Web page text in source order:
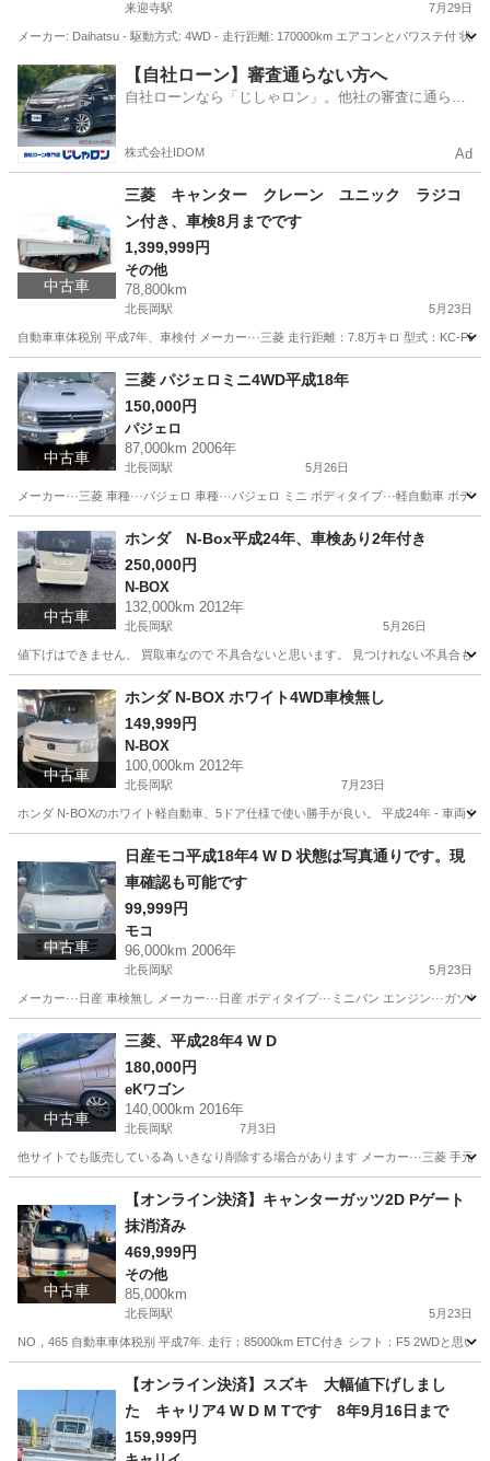
来迎寺駅 7月29日
メーカー: Daihatsu - 駆動方式: 4WD - 走行距離: 170000km エアコンとパワステ付 状
新潟 長岡市 来迎寺駅 その他
【自社ローン】審査通らない方へ
自社ローンなら「じしゃロン」。他社の審査に通らな
株式会社IDOM Ad
中古車
三菱 キャンター クレーン ユニック ラジコ
ン付き、車検8月までです
1,399,999円
その他
78,800km
北長岡駅 5月23日
自動車車体税別 平成7年、車検付 メーカー···三菱 走行距離：7.8万キロ 型式：KC-
新潟 長岡市 北長岡駅 ユニック
中古車
三菱 パジェロミニ4WD平成18年
150,000円
パジェロ
87,000km 2006年
北長岡駅 5月26日
メーカー···三菱 車種···パジェロ 車種···パジェロ ミニ ボディタイプ···軽自動車 ボデ
新潟 長岡市 北長岡駅 パジェロ
中古車
ホンダ N-Box平成24年、車検あり2年付き
250,000円
N-BOX
132,000km 2012年
北長岡駅 5月26日
値下げはできません、 買取車なので 不具合ないと思います。 見つけれない不具合も
新潟 長岡市 北長岡駅 N-BOX 買取
中古車
ホンダ N-BOX ホワイト4WD車検無し
149,999円
N-BOX
100,000km 2012年
北長岡駅 7月23日
ホンダ N-BOXのホワイト軽自動車、5ドア仕様で使い勝手が良い。 平成24年 - 車両
北長岡駅 N-BOX 車両
中古車
日産モコ平成18年4 W D 状態は写真通りです。現
車確認も可能です
99,999円
モコ
96,000km 2006年
北長岡駅 5月23日
メーカー···日産 車検無し メーカー···日産 ボディタイプ···ミニバン エンジン···ガ
新潟 長岡市 北長岡駅 モコ
中古車
三菱、平成28年4 W D
180,000円
eKワゴン
140,000km 2016年
北長岡駅 7月3日
他サイトでも販売している為 いきなり削除する場合があります メーカー···三菱 手元
北長岡駅 eKワゴン エンジン
中古車
【オンライン決済】キャンターガッツ2D Pゲート
抹消済み
469,999円
その他
85,000km
北長岡駅 5月23日
NO，465 自動車車体税别 平成7年. 走行：85000km ETC付き シフト：F5 2WDと思い
北長岡駅 その他 キャンターガッツ
【オンライン決済】スズキ 大幅値下げしまし
た キャリア4 W D M Tです 8年9月16日まで
159,999円